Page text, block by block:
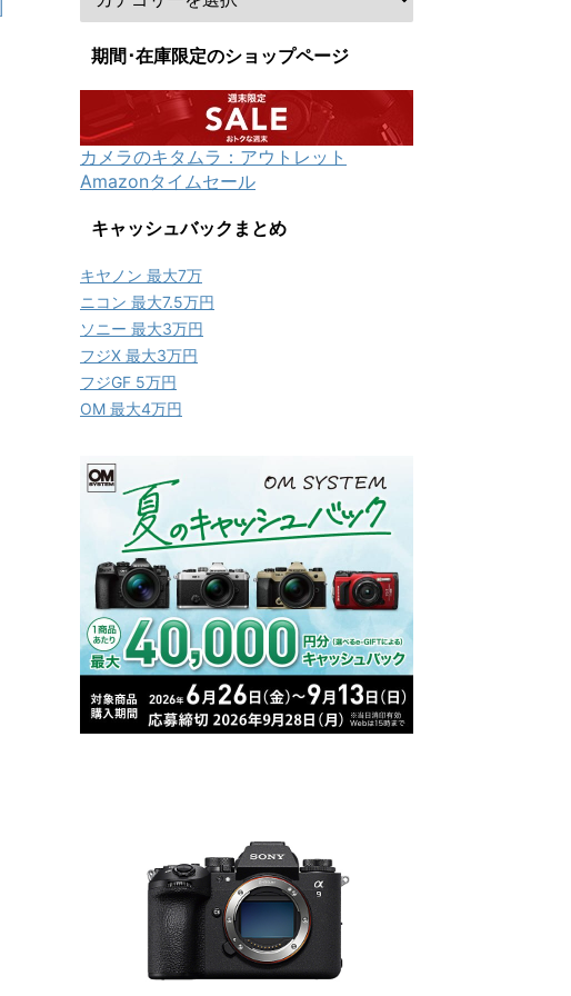
期間･在庫限定のショップページ
カメラのキタムラ：アウトレット
Amazonタイムセール
キャッシュバックまとめ
キヤノン 最大7万
ニコン 最大7.5万円
ソニー 最大3万円
フジX 最大3万円
フジGF 5万円
OM 最大4万円